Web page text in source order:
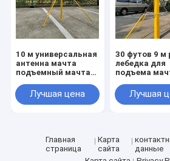
10 м универсальная
антенна мачта
подъемный мачта
телескопический
легкий антенна
Лучшая цена
30 футов 9 м
лебедка для
подъема
средства
подставкой
портативная
Лучшая
Главная
страница
Карта
сайта
данные